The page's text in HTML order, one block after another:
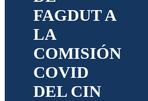
FAGDUT A
LA
COMISIÓN
COVID
DEL CIN